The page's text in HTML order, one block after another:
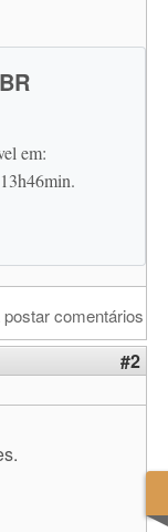
em:
comentários
#2